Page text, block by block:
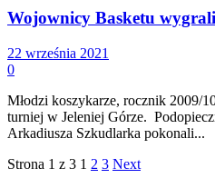
Wojownicy Basketu
22 września 2021
0
Młodzi koszykarze, rocznik 2009/
turniej w Jeleniej Górze.
Arkadiusza Szkudlarka pokonali...
Strona 1 z 3 1 2 3 Next